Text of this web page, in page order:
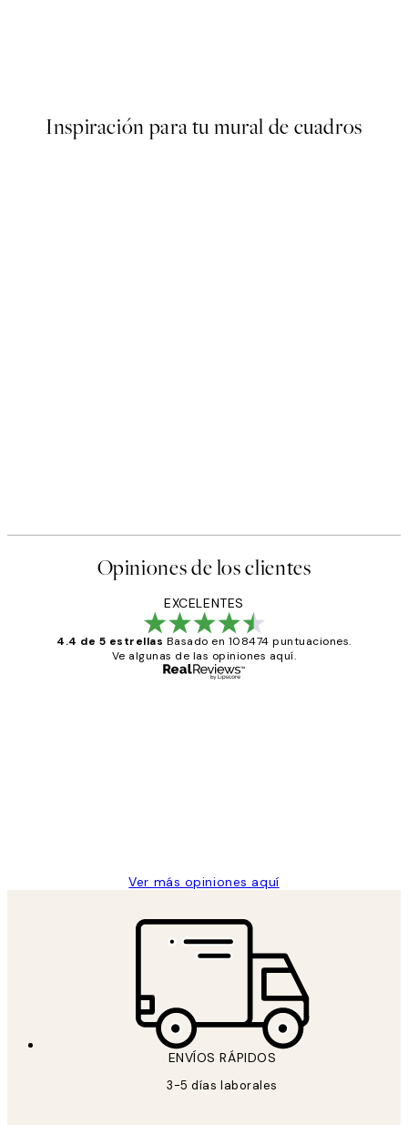
Inspiración para tu mural de cuadros
Opiniones de los clientes
EXCELENTES
4.4 de 5 estrellas Basado en 108474 puntuaciones.
Ve algunas de las opiniones aquí.
Ver más opiniones aquí
ENVÍOS RÁPIDOS
3-5 días laborales